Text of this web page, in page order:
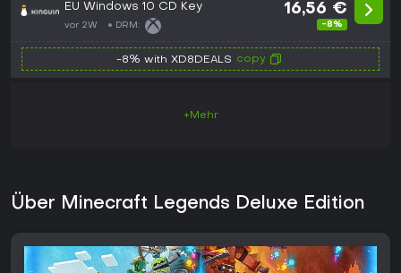
EU Windows 10 CD Key
vor 2W DRM:
16,56 €
-8%
-8% with XD8DEALS copy
+Mehr
Über Minecraft Legends Deluxe Edition